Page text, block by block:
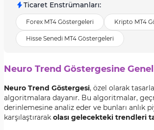
Ticaret Enstrümanları:
Forex MT4 Göstergeleri Kripto MT4
Hisse Senedi MT4 Göstergeleri
Neuro Trend Göstergesine Genel
Neuro Trend Göstergesi, özel olarak
algoritmalara dayanır. Bu algoritmalar,
derinlemesine analiz eder ve bunları anlık
karşılaştırarak olası gelecekteki trendleri